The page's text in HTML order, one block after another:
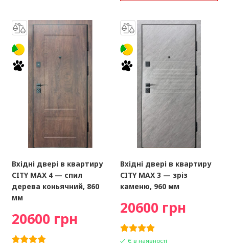
Вхідні двері в квартиру
CITY MAX 4 — спил
дерева коньячний, 860
мм
20600 грн
Вхідні двері в квартиру
CITY MAX 3 — зріз
каменю, 960 мм
20600 грн
Є в наявності